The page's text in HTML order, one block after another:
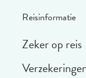
Reisinformatie
Zeker op reis